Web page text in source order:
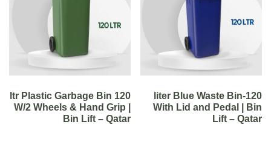
120-liter Blue Waste Bin
With Lid and Pedal | Bin
Lift – Qatar
120 ltr Plastic Garbage Bin
W/2 Wheels & Hand Grip |
Bin Lift – Qatar